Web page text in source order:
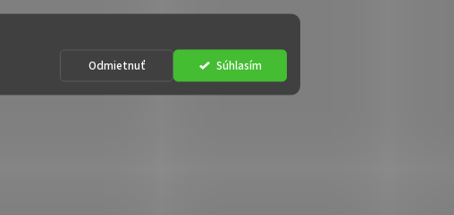
Odmietnuť Súhlasím